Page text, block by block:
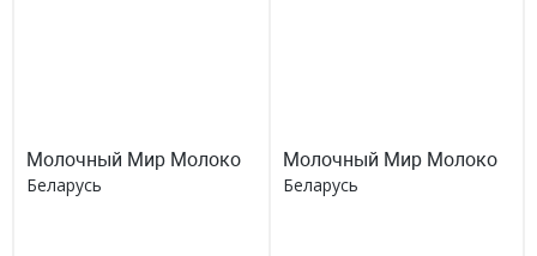
Молочный Мир Молоко
Беларусь
Молочный Мир Молоко
Беларусь